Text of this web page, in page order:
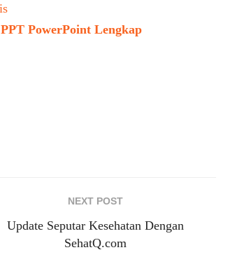
PowerPoint Lengkap
NEXT POST
Update Seputar Kesehatan Dengan
SehatQ.com